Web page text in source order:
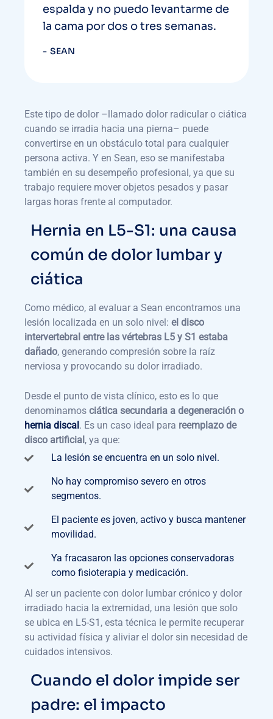
espalda y no puedo levantarme de
la cama por dos o tres semanas.
SEAN
Este tipo de dolor –llamado dolor radicular o ciática
cuando se irradia hacia una pierna– puede
convertirse en un obstáculo total para cualquier
persona activa. Y en Sean, eso se manifestaba
también en su desempeño profesional, ya que su
trabajo requiere mover objetos pesados y pasar
largas horas frente al computador.
Hernia en L5-S1: una causa
común de dolor lumbar y
ciática
Como médico, al evaluar a Sean encontramos una
lesión localizada en un solo nivel: el disco
intervertebral entre las vértebras L5 y S1 estaba
dañado, generando compresión sobre la raíz
nerviosa y provocando su dolor irradiado.
Desde el punto de vista clínico, esto es lo que
denominamos ciática secundaria a degeneración o
hernia discal. Es un caso ideal para reemplazo de
disco artificial, ya que:
La lesión se encuentra en un solo nivel.
No hay compromiso severo en otros
segmentos.
El paciente es joven, activo y busca mantener
movilidad.
Ya fracasaron las opciones conservadoras
como fisioterapia y medicación.
Al ser un paciente con dolor lumbar crónico y dolor
irradiado hacia la extremidad, una lesión que solo
se ubica en L5-S1, esta técnica le permite recuperar
su actividad física y aliviar el dolor sin necesidad de
cuidados intensivos.
Cuando el dolor impide ser
padre: el impacto